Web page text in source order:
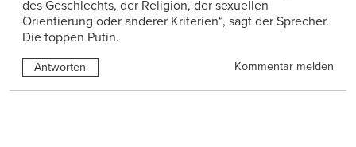
des Geschlechts, der Religion, der sexuellen
Orientierung oder anderer Kriterien“, sagt der Sprecher.
Die toppen Putin.
Antworten Kommentar melden